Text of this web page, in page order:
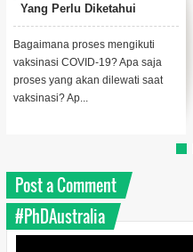
Yang Perlu Diketahui
Bagaimana proses mengikuti
vaksinasi COVID-19? Apa saja
proses yang akan dilewati saat
vaksinasi? Ap...
Post a Comment
#PhDAustralia